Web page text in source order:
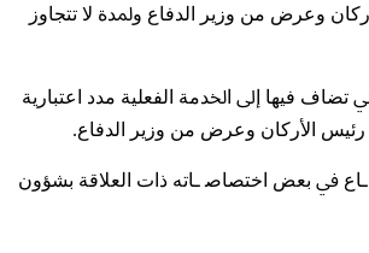
ﻭﻋﺮﺽ ﻣﻦ ﻭﺯﻳﺮ ﺍﻟﺪﻓﺎﻉ ﻭﳌﺪﺓ ﻻ ﺗﺘﺠﺎﻭﺯ
ﺗﻀﺎﻑ ﻓﻴﻬﺎ ﺇﱃ ﺍﳋﺪﻣﺔ ﺍﻟﻔﻌﻠﻴﺔ ﻣﺪﺩ ﺍﻋﺘﺒﺎﺭﻳﺔ
ﺭﺋﻴﺲ ﺍﻷﺭﻛﺎﻥ ﻭﻋﺮﺽ ﻣﻦ ﻭﺯﻳﺮ ﺍﻟﺪﻓﺎﻉ.
ـﺎﻉ ﰲ ﺑﻌﺾ ﺍﺧﺘﺼﺎﺻ ـﺎﺗﻪ ﺫﺍﺕ ﺍﻟﻌﻼﻗﺔ ﺑﺸﺆﻭﻥ